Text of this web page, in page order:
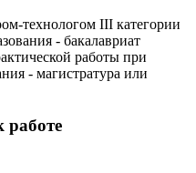
технологом III категории
- бакалавриат
работы при
- магистратура или
работе